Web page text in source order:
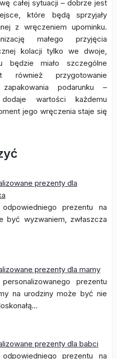
całej sytuacji – dobrze jest
które będą sprzyjały
z wręczeniem upominku.
małego przyjęcia
kolacji tylko we dwoje,
będzie miało szczególne
również przygotowanie
podarunku –
wartości każdemu
jego wręczenia staje się
prezenty dla
prezentu na
być wyzwaniem, zwłaszcza
prezenty dla mamy
prezentu
na urodziny może być nie
prezenty dla babci
prezentu na